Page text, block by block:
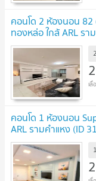
คอนโด 2 ห้องนอน
ทองหล่อ ใกล้ ARL ร
คอนโด 1 ห้องนอน
ARL รามคำแหง (ID